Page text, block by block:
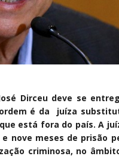
Dirceu deve se
é da juíza
está fora do país. A
nove meses de prisão
criminosa, no